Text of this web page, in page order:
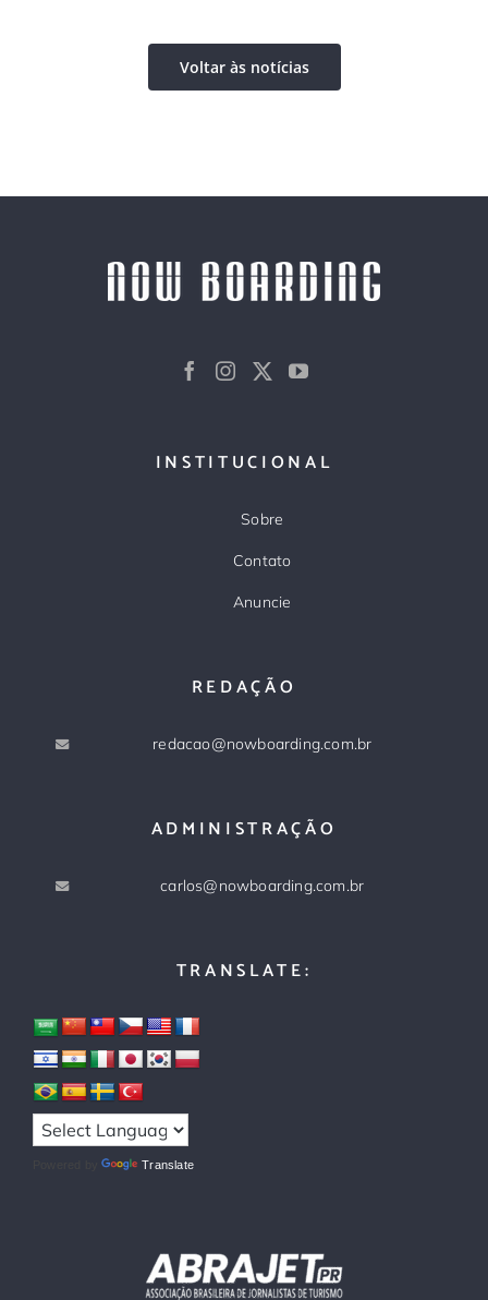
Voltar às notícias
INSTITUCIONAL
Sobre
Contato
Anuncie
REDAÇÃO
redacao@nowboarding.com.br
ADMINISTRAÇÃO
carlos@nowboarding.com.br
TRANSLATE:
Powered by Translate